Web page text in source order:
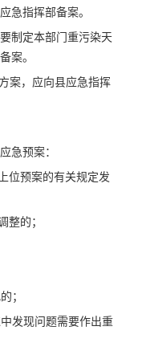
急指挥部备案。
制定本部门重污染天
案。
案，应向县应急指挥
急预案：
位预案的有关规定发
整的；
；
发现问题需要作出重